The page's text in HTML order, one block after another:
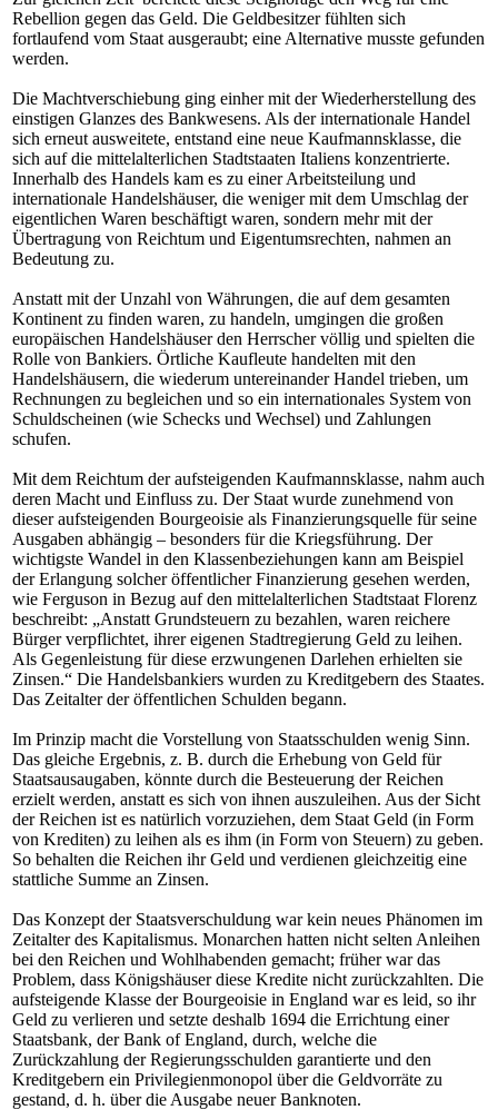
Rebellion gegen das Geld. Die Geldbesitzer fühlten sich
fortlaufend vom Staat ausgeraubt; eine Alternative musste gefunden
werden.
Die Machtverschiebung ging einher mit der Wiederherstellung des
einstigen Glanzes des Bankwesens. Als der internationale Handel
sich erneut ausweitete, entstand eine neue Kaufmannsklasse, die
sich auf die mittelalterlichen Stadtstaaten Italiens konzentrierte.
Innerhalb des Handels kam es zu einer Arbeitsteilung und
internationale Handelshäuser, die weniger mit dem Umschlag der
eigentlichen Waren beschäftigt waren, sondern mehr mit der
Übertragung von Reichtum und Eigentumsrechten, nahmen an
Bedeutung zu.
Anstatt mit der Unzahl von Währungen, die auf dem gesamten
Kontinent zu finden waren, zu handeln, umgingen die großen
europäischen Handelshäuser den Herrscher völlig und spielten die
Rolle von Bankiers. Örtliche Kaufleute handelten mit den
Handelshäusern, die wiederum untereinander Handel trieben, um
Rechnungen zu begleichen und so ein internationales System von
Schuldscheinen (wie Schecks und Wechsel) und Zahlungen
schufen.
Mit dem Reichtum der aufsteigenden Kaufmannsklasse, nahm auch
deren Macht und Einfluss zu. Der Staat wurde zunehmend von
dieser aufsteigenden Bourgeoisie als Finanzierungsquelle für seine
Ausgaben abhängig – besonders für die Kriegsführung. Der
wichtigste Wandel in den Klassenbeziehungen kann am Beispiel
der Erlangung solcher öffentlicher Finanzierung gesehen werden,
wie Ferguson in Bezug auf den mittelalterlichen Stadtstaat Florenz
beschreibt: „Anstatt Grundsteuern zu bezahlen, waren reichere
Bürger verpflichtet, ihrer eigenen Stadtregierung Geld zu leihen.
Als Gegenleistung für diese erzwungenen Darlehen erhielten sie
Zinsen.“ Die Handelsbankiers wurden zu Kreditgebern des Staates.
Das Zeitalter der öffentlichen Schulden begann.
Im Prinzip macht die Vorstellung von Staatsschulden wenig Sinn.
Das gleiche Ergebnis, z. B. durch die Erhebung von Geld für
Staatsausaugaben, könnte durch die Besteuerung der Reichen
erzielt werden, anstatt es sich von ihnen auszuleihen. Aus der Sicht
der Reichen ist es natürlich vorzuziehen, dem Staat Geld (in Form
von Krediten) zu leihen als es ihm (in Form von Steuern) zu geben.
So behalten die Reichen ihr Geld und verdienen gleichzeitig eine
stattliche Summe an Zinsen.
Das Konzept der Staatsverschuldung war kein neues Phänomen im
Zeitalter des Kapitalismus. Monarchen hatten nicht selten Anleihen
bei den Reichen und Wohlhabenden gemacht; früher war das
Problem, dass Königshäuser diese Kredite nicht zurückzahlten. Die
aufsteigende Klasse der Bourgeoisie in England war es leid, so ihr
Geld zu verlieren und setzte deshalb 1694 die Errichtung einer
Staatsbank, der Bank of England, durch, welche die
Zurückzahlung der Regierungsschulden garantierte und den
Kreditgebern ein Privilegienmonopol über die Geldvorräte zu
gestand, d. h. über die Ausgabe neuer Banknoten.